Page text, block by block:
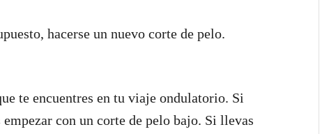
hacerse un nuevo corte de pelo.
te encuentres en tu viaje ondulatorio. Si
con un corte de pelo bajo. Si llevas